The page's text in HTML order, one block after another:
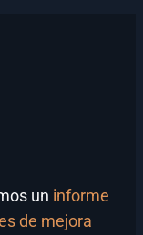
un informe
de mejora